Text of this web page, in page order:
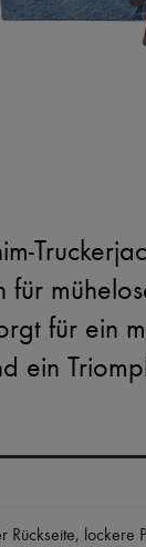
für
für ein
ein
Rückseite, lockere